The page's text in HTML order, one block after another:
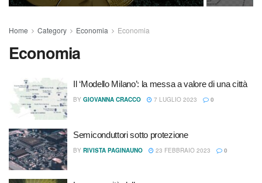
Home Category Economia Economia
Economia
Il ‘Modello Milano’: la messa a valore di una città
BY GIOVANNA CRACCO 7 LUGLIO 2023 0
Semiconduttori sotto protezione
BY RIVISTA PAGINAUNO 23 FEBBRAIO 2023 0